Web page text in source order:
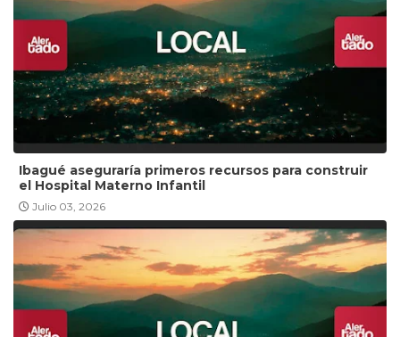
Ibagué aseguraría primeros recursos para construir
el Hospital Materno Infantil
Julio 03, 2026